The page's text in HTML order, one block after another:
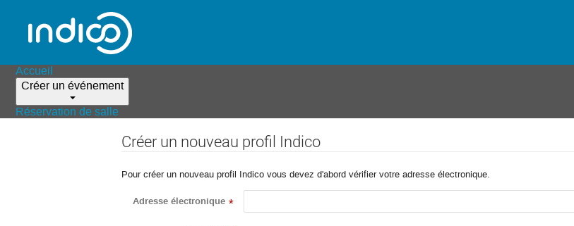
Accueil
Créer un événement
Réservation de salle
Créer un nouveau profil Indico
Pour créer un nouveau profil Indico vous devez d'abord vérifier votre adresse électronique.
Adresse électronique *